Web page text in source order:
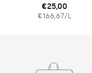
Regulärer
Preis
€25,00
EINZELPREIS
€166,67/PRO
L